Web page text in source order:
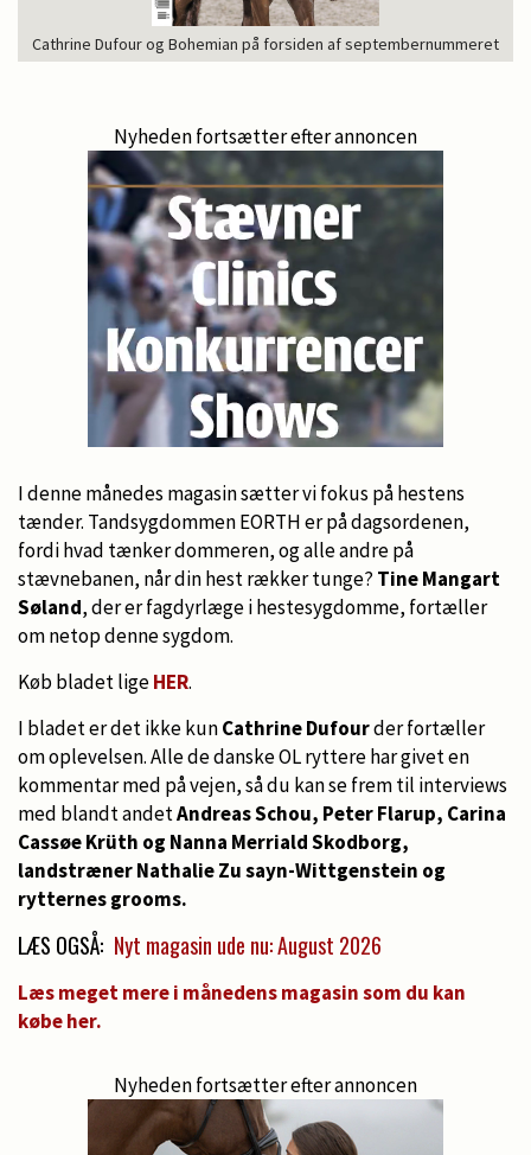
Cathrine Dufour og Bohemian på forsiden af septembernummeret
Nyheden fortsætter efter annoncen
I denne månedes magasin sætter vi fokus på hestens
tænder. Tandsygdommen EORTH er på dagsordenen,
fordi hvad tænker dommeren, og alle andre på
stævnebanen, når din hest rækker tunge? Tine Mangart
Søland, der er fagdyrlæge i hestesygdomme, fortæller
om netop denne sygdom.
Køb bladet ligeHER.
I bladet er det ikke kunCathrine Dufourder fortæller
om oplevelsen. Alle de danske OL ryttere har givet en
kommentar med på vejen, så du kan se frem til interviews
med blandt andetAndreas Schou, Peter Flarup, Carina
Cassøe Krüth og Nanna Merriald Skodborg,
landstræner Nathalie Zu sayn-Wittgenstein og
rytternes grooms.
LÆS OGSÅ: Nyt magasin ude nu: August 2026
Læs meget mere i månedens magasin som du kan
købe her.
Nyheden fortsætter efter annoncen